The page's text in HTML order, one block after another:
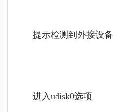
提示检测到外接设备
进入udisk0选项